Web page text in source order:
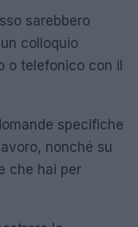
sarebbero
colloquio
o telefonico con il
specifiche
nonché su
che hai per